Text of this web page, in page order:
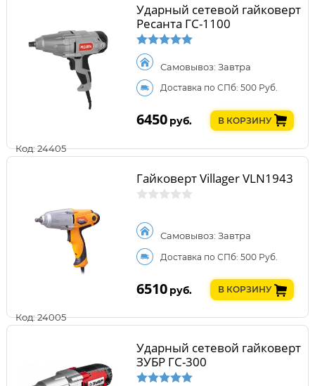
Код: 24405
Ударный сетевой гайковерт
Ресанта ГС-1100
Самовывоз: Завтра
Доставка по СПб: 500 Руб.
6450 руб. В КОРЗИНУ
Код: 24005
Гайковерт Villager VLN1943
Самовывоз: Завтра
Доставка по СПб: 500 Руб.
6510 руб. В КОРЗИНУ
Ударный сетевой гайковерт
ЗУБР ГС-300